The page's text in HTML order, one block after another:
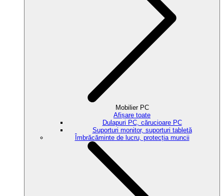
Mobilier PC
Afișare toate
Dulapuri PC, cărucioare PC
Suporturi monitor, suporturi tabletă
Îmbrăcăminte de lucru, protecția muncii